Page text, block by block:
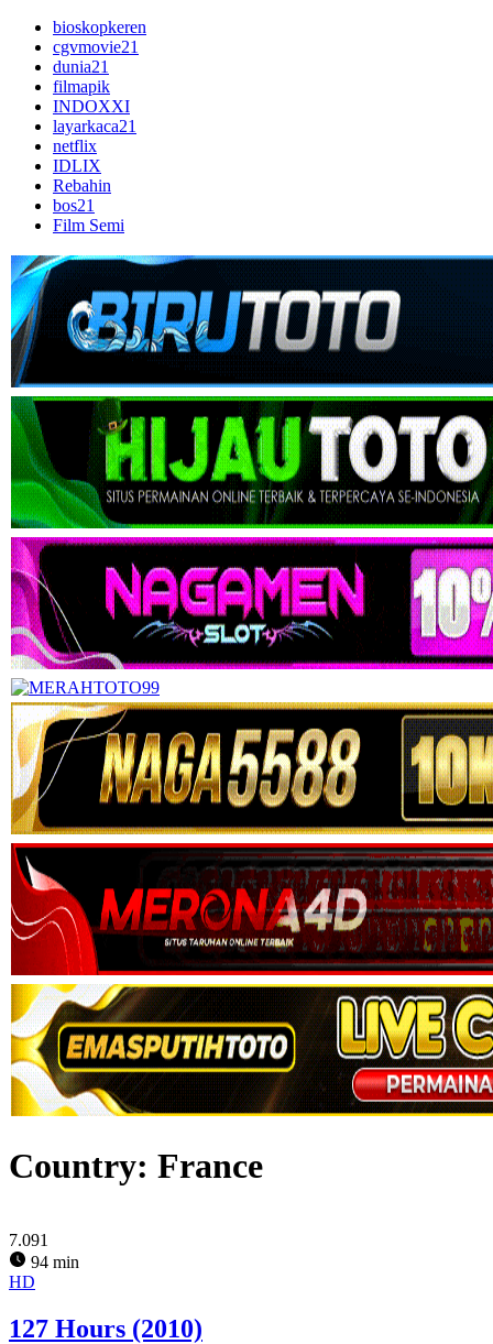
bioskopkeren
cgvmovie21
dunia21
filmapik
INDOXXI
layarkaca21
netflix
IDLIX
Rebahin
bos21
Film Semi
Country: France
7.091
94 min
HD
127 Hours (2010)